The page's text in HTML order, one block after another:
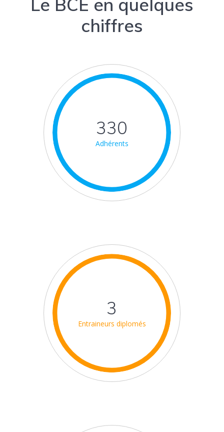
chiffres
330
Adhérents
3
Entraineurs diplomés